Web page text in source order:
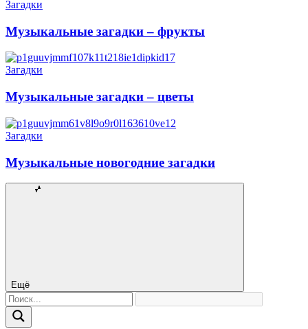
Загадки
Музыкальные загадки – фрукты
Загадки
Музыкальные загадки – цветы
Загадки
Музыкальные новогодние загадки
Ещё